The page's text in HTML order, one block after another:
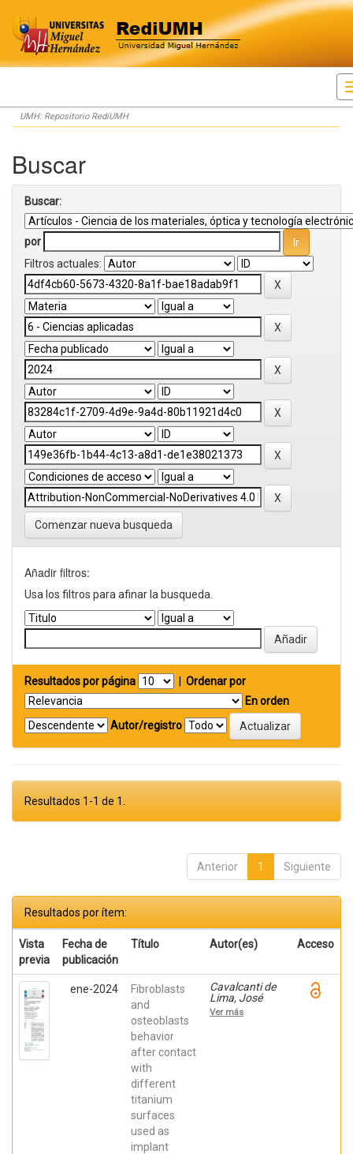
Skip
navigation
UMH: Repositorio RediUMH
Buscar
Buscar:
por
Filtros actuales:
Comenzar nueva busqueda
Añadir filtros:
Usa los filtros para afinar la busqueda.
Resultados por página
Ordenar por
En orden
Autor/registro
Resultados 1-1 de 1.
Anterior 1 Siguiente
Resultados por ítem:
Vista
previa
Fecha de
publicación
Título Autor(es) Acceso
ene-2024
Fibroblasts
and
osteoblasts
behavior
after contact
with
different
titanium
surfaces
used as
implant
Cavalcanti de
Lima, José
Henrique;
Robbs ,
Ver más